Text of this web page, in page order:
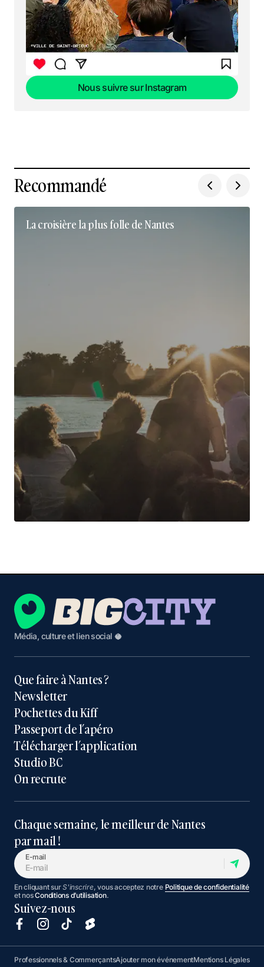
Nous suivre sur Instagram
Recommandé
La croisière la plus folle de Nantes
Média, culture et lien social 🥥
Que faire à Nantes ?
Newsletter
Pochettes du Kiff
Passeport de l’apéro
Télécharger l’application
Studio BC
On recrute
Chaque semaine, le meilleur de Nantes
par mail !
E-mail
En cliquant surS'inscrire, vous acceptez notre Politique de confidentialité
et nosConditions d’utilisation.
Suivez-nous
Professionnels & CommerçantsAjouter mon événementMentions Légales